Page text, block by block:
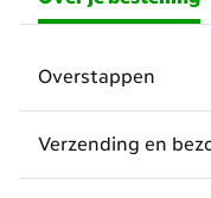
Overstappen
Verzending en